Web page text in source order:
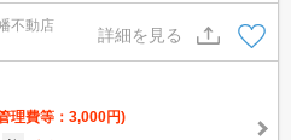
～
不動店
詳細を見る
理費等：3,000円)